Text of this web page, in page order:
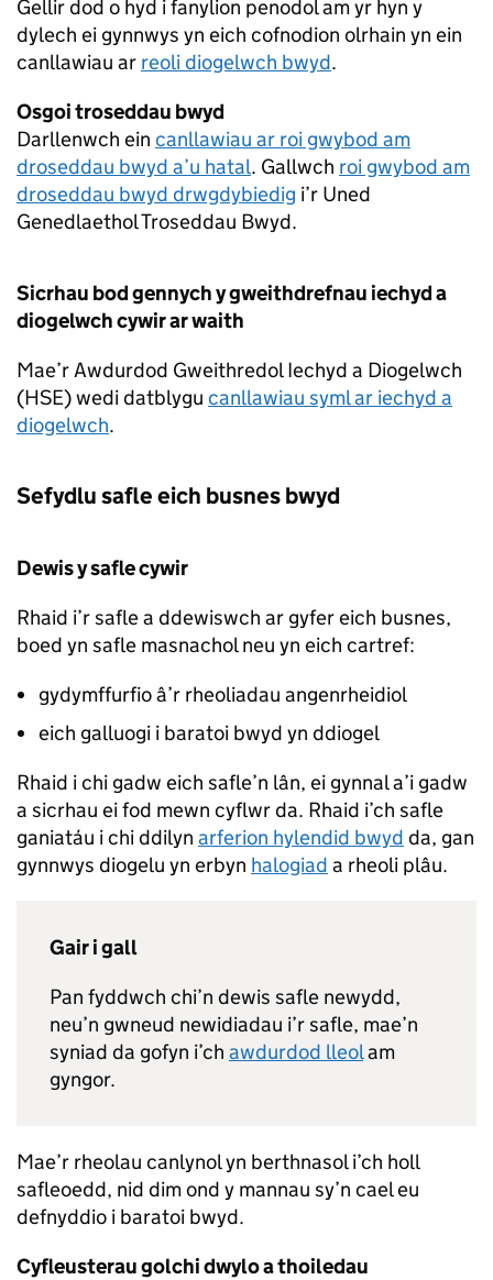
Gellir dod o hyd i fanylion penodol am yr hyn y
dylech ei gynnwys yn eich cofnodion olrhain yn ein
canllawiau ar reoli diogelwch bwyd.
Osgoi troseddau bwyd
Darllenwch ein canllawiau ar roi gwybod am
droseddau bwyd a’u hatal. Gallwch roi gwybod am
droseddau bwyd drwgdybiedig i’r Uned
Genedlaethol Troseddau Bwyd.
Sicrhau bod gennych y gweithdrefnau iechyd a
diogelwch cywir ar waith
Mae’r Awdurdod Gweithredol Iechyd a Diogelwch
(HSE) wedi datblygu canllawiau syml ar iechyd a
diogelwch.
Sefydlu safle eich busnes bwyd
Dewis y safle cywir
Rhaid i’r safle a ddewiswch ar gyfer eich busnes,
boed yn safle masnachol neu yn eich cartref:
gydymffurfio â’r rheoliadau angenrheidiol
eich galluogi i baratoi bwyd yn ddiogel
Rhaid i chi gadw eich safle’n lân, ei gynnal a’i gadw
a sicrhau ei fod mewn cyflwr da. Rhaid i’ch safle
ganiatáu i chi ddilyn arferion hylendid bwyd da, gan
gynnwys diogelu yn erbyn halogiad a rheoli plâu.
Gair i gall
Pan fyddwch chi’n dewis safle newydd,
neu’n gwneud newidiadau i’r safle, mae’n
syniad da gofyn i’ch awdurdod lleolam
gyngor.
Mae’r rheolau canlynol yn berthnasol i’ch holl
safleoedd, nid dim ond y mannau sy’n cael eu
defnyddio i baratoi bwyd.
Cyfleusterau golchi dwylo a thoiledau